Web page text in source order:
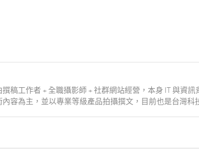
稿工作者 + 全職攝影師 + 社群網站經營，本身 IT 與資
容為主，並以專業等級產品拍攝撰文，目前也是台灣科